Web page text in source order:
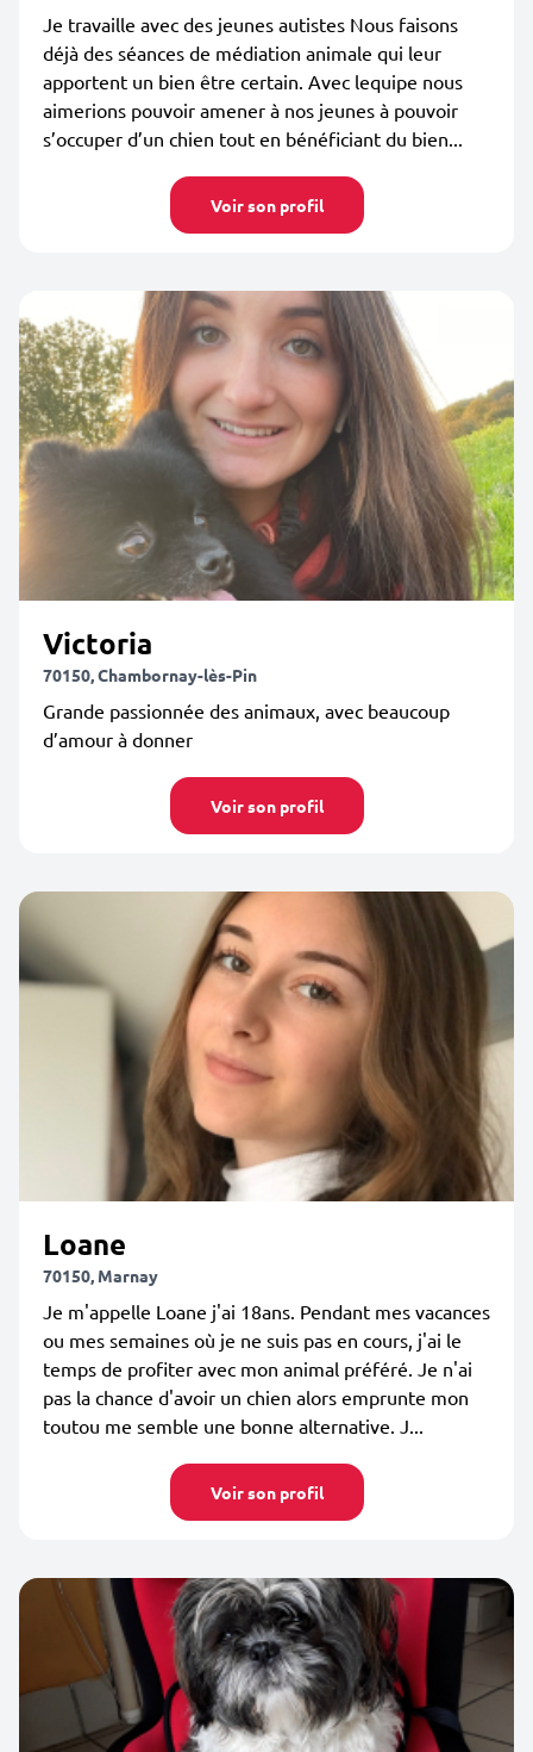
Je travaille avec des jeunes autistes Nous faisons
déjà des séances de médiation animale qui leur
apportent un bien être certain. Avec lequipe nous
aimerions pouvoir amener à nos jeunes à pouvoir
s’occuper d’un chien tout en bénéficiant du bien...
Voir son profil
Victoria
70150, Chambornay-lès-Pin
Grande passionnée des animaux, avec beaucoup
d’amour à donner
Voir son profil
Loane
70150, Marnay
Je m'appelle Loane j'ai 18ans. Pendant mes vacances
ou mes semaines où je ne suis pas en cours, j'ai le
temps de profiter avec mon animal préféré. Je n'ai
pas la chance d'avoir un chien alors emprunte mon
toutou me semble une bonne alternative. J...
Voir son profil